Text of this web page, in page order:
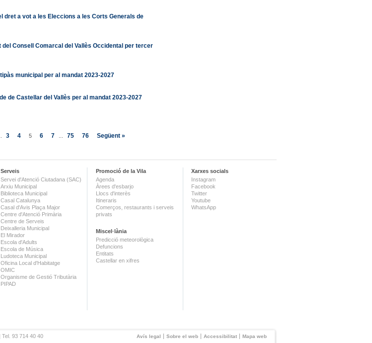
dret a vot a les Eleccions a les Corts Generals de
Consell Comarcal del Vallès Occidental per tercer
municipal per al mandat 2023-2027
de Castellar del Vallès per al mandat 2023-2027
3 4 5 6 7 75 76 Següent »
Serveis
Servei d'Atenció Ciutadana (SAC)
Arxiu Municipal
Biblioteca Municipal
Casal Catalunya
Casal d'Avis Plaça Major
Centre d'Atenció Primària
Centre de Serveis
Deixalleria Municipal
El Mirador
Escola d'Adults
Escola de Música
Ludoteca Municipal
Oficina Local d'Habitatge
OMIC
Organisme de Gestió Tributària
PIPAD
Promoció de la Vila
Agenda
Àrees d'esbarjo
Llocs d'interès
Itineraris
Comerços, restaurants i serveis
privats
Miscel·lània
Predicció meteorològica
Defuncions
Entitats
Castellar en xifres
Xarxes socials
Instagram
Facebook
Twitter
Youtube
WhatsApp
Avís legal Sobre el web Accessibilitat Mapa web
Tel. 93 714 40 40